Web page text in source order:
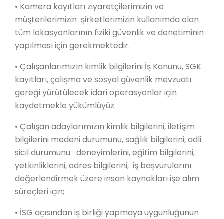
• Kamera kayıtları ziyaretçilerimizin ve
müşterilerimizin şirketlerimizin kullanımda olan
tüm lokasyonlarının fiziki güvenlik ve denetiminin
yapılması için gerekmektedir.
• Çalışanlarımızın kimlik bilgilerini İş Kanunu, SGK
kayıtları, çalışma ve sosyal güvenlik mevzuatı
gereği yürütülecek idari operasyonlar için
kaydetmekle yükümlüyüz.
• Çalışan adaylarımızın kimlik bilgilerini, iletişim
bilgilerini medeni durumunu, sağlık bilgilerini, adli
sicil durumunu deneyimlerini, eğitim bilgilerini,
yetkinliklerini, adres bilgilerini, iş başvurularını
değerlendirmek üzere insan kaynakları işe alım
süreçleri için;
• İSG açısından iş birliği yapmaya uygunluğunun